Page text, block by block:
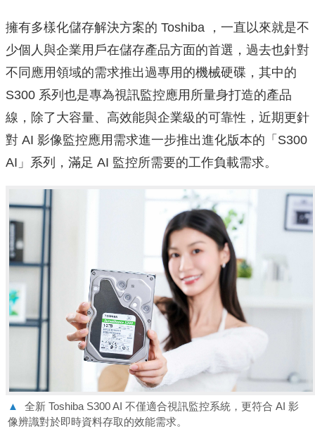
擁有多樣化儲存解決方案的 Toshiba ，一直以來就是不
少個人與企業用戶在儲存產品方面的首選，過去也針對
不同應用領域的需求推出過專用的機械硬碟，其中的
S300 系列也是專為視訊監控應用所量身打造的產品
線，除了大容量、高效能與企業級的可靠性，近期更針
對 AI 影像監控應用需求進一步推出進化版本的「S300
AI」系列，滿足 AI 監控所需要的工作負載需求。
▲
全新 Toshiba S300 AI 不僅適合視訊監控系統，更符合 AI 影
像辨識對於即時資料存取的效能需求。